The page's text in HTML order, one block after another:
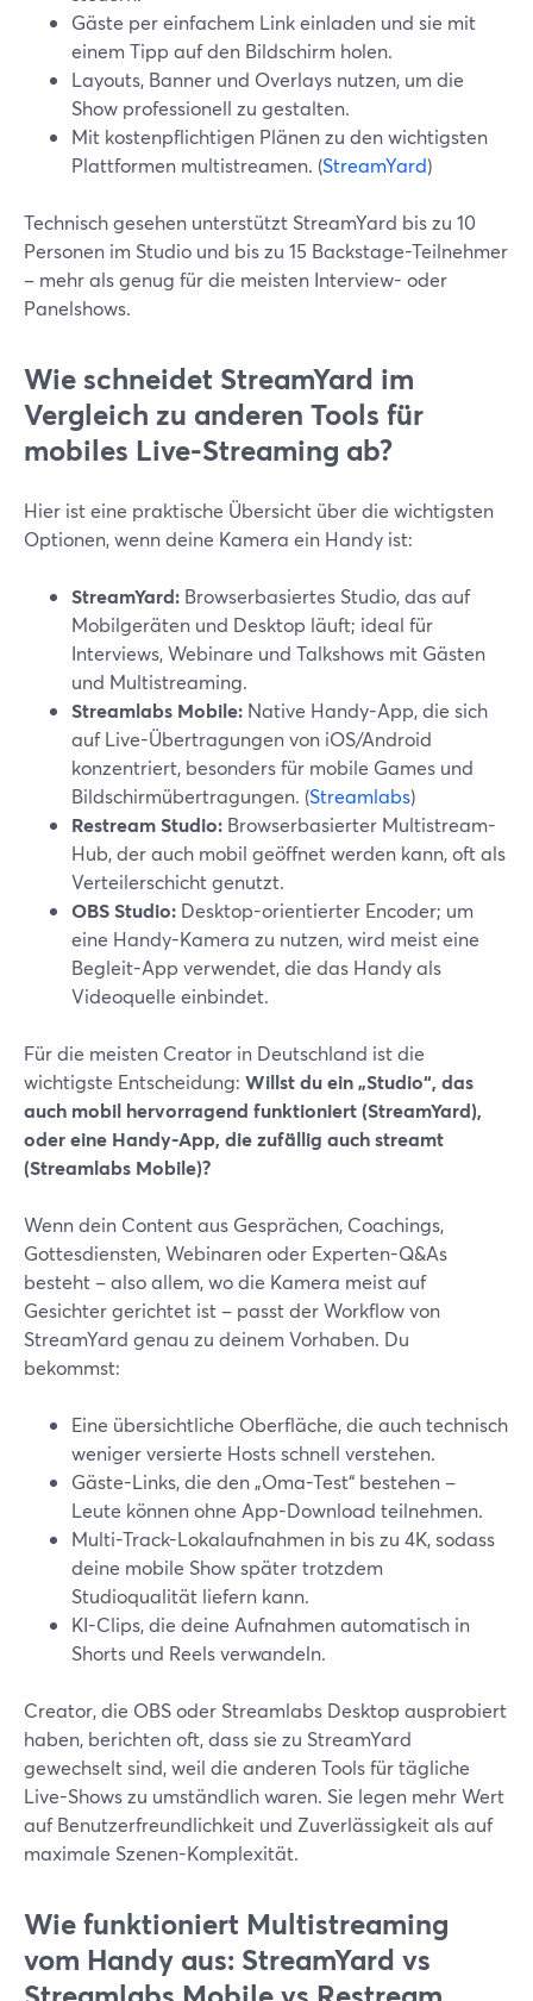
Gäste per einfachem Link einladen und sie mit
einem Tipp auf den Bildschirm holen.
Layouts, Banner und Overlays nutzen, um die
Show professionell zu gestalten.
Mit kostenpflichtigen Plänen zu den wichtigsten
Plattformen multistreamen. (StreamYard)
Technisch gesehen unterstützt StreamYard bis zu 10
Personen im Studio und bis zu 15 Backstage-Teilnehmer
– mehr als genug für die meisten Interview- oder
Panelshows.
Wie schneidet StreamYard im
Vergleich zu anderen Tools für
mobiles Live-Streaming ab?
Hier ist eine praktische Übersicht über die wichtigsten
Optionen, wenn deine Kamera ein Handy ist:
StreamYard: Browserbasiertes Studio, das auf
Mobilgeräten und Desktop läuft; ideal für
Interviews, Webinare und Talkshows mit Gästen
und Multistreaming.
Streamlabs Mobile: Native Handy-App, die sich
auf Live-Übertragungen von iOS/Android
konzentriert, besonders für mobile Games und
Bildschirmübertragungen. (Streamlabs)
Restream Studio: Browserbasierter Multistream-
Hub, der auch mobil geöffnet werden kann, oft als
Verteilerschicht genutzt.
OBS Studio: Desktop-orientierter Encoder; um
eine Handy-Kamera zu nutzen, wird meist eine
Begleit-App verwendet, die das Handy als
Videoquelle einbindet.
Für die meisten Creator in Deutschland ist die
wichtigste Entscheidung: Willst du ein „Studio“, das
auch mobil hervorragend funktioniert (StreamYard),
oder eine Handy-App, die zufällig auch streamt
(Streamlabs Mobile)?
Wenn dein Content aus Gesprächen, Coachings,
Gottesdiensten, Webinaren oder Experten-Q&As
besteht – also allem, wo die Kamera meist auf
Gesichter gerichtet ist – passt der Workflow von
StreamYard genau zu deinem Vorhaben. Du
bekommst:
Eine übersichtliche Oberfläche, die auch technisch
weniger versierte Hosts schnell verstehen.
Gäste-Links, die den „Oma-Test“ bestehen –
Leute können ohne App-Download teilnehmen.
Multi-Track-Lokalaufnahmen in bis zu 4K, sodass
deine mobile Show später trotzdem
Studioqualität liefern kann.
KI-Clips, die deine Aufnahmen automatisch in
Shorts und Reels verwandeln.
Creator, die OBS oder Streamlabs Desktop ausprobiert
haben, berichten oft, dass sie zu StreamYard
gewechselt sind, weil die anderen Tools für tägliche
Live-Shows zu umständlich waren. Sie legen mehr Wert
auf Benutzerfreundlichkeit und Zuverlässigkeit als auf
maximale Szenen-Komplexität.
Wie funktioniert Multistreaming
vom Handy aus: StreamYard vs